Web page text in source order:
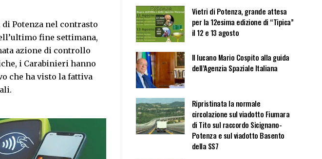
Potenza nel contrasto
fine settimana,
azione di controllo
i Carabinieri hanno
che ha visto la fattiva
Vietri di Potenza, grande attesa
per la 12esima edizione di “Tipica”
il 12 e 13 agosto
Il lucano Mario Cospito alla guida
dell’Agenzia Spaziale Italiana
Ripristinata la normale
circolazione sul viadotto Fiumara
di Tito sul raccordo Sicignano-
Potenza e sul viadotto Basento
della SS7